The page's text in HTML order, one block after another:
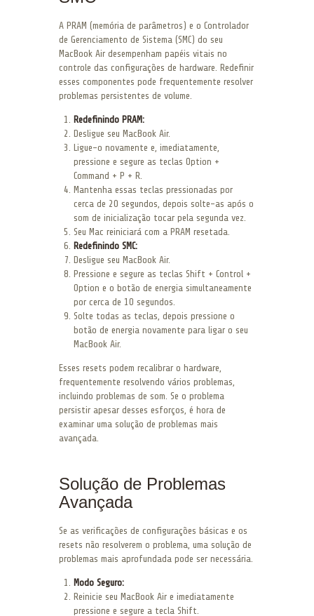
A PRAM (memória de parâmetros) e o Controlador
de Gerenciamento de Sistema (SMC) do seu
MacBook Air desempenham papéis vitais no
controle das configurações de hardware. Redefinir
esses componentes pode frequentemente resolver
problemas persistentes de volume.
Redefinindo PRAM:
Desligue seu MacBook Air.
Ligue-o novamente e, imediatamente,
pressione e segure as teclas Option +
Command + P + R.
Mantenha essas teclas pressionadas por
cerca de 20 segundos, depois solte-as após o
som de inicialização tocar pela segunda vez.
Seu Mac reiniciará com a PRAM resetada.
Redefinindo SMC:
Desligue seu MacBook Air.
Pressione e segure as teclas Shift + Control +
Option e o botão de energia simultaneamente
por cerca de 10 segundos.
Solte todas as teclas, depois pressione o
botão de energia novamente para ligar o seu
MacBook Air.
Esses resets podem recalibrar o hardware,
frequentemente resolvendo vários problemas,
incluindo problemas de som. Se o problema
persistir apesar desses esforços, é hora de
examinar uma solução de problemas mais
avançada.
Solução de Problemas
Avançada
Se as verificações de configurações básicas e os
resets não resolverem o problema, uma solução de
problemas mais aprofundada pode ser necessária.
Modo Seguro:
Reinicie seu MacBook Air e imediatamente
pressione e segure a tecla Shift.